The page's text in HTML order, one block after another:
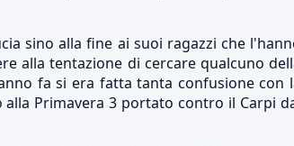
sino alla fine ai suoi ragazzi che
alla tentazione di cercare qualcuno
fa si era fatta tanta confusione con
Primavera 3 portato contro il Carpi